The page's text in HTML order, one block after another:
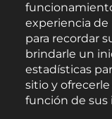
experiencia de
para recordar
brindarle un
estadísticas
sitio y
función de sus